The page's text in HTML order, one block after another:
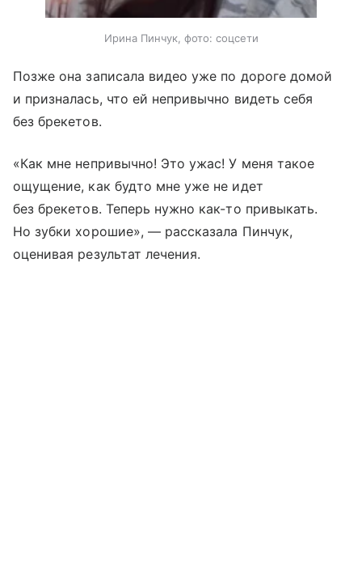
Ирина Пинчук, фото: соцсети
Позже она записала видео уже по дороге домой
и призналась, что ей непривычно видеть себя
без брекетов.
«Как мне непривычно! Это ужас! У меня такое
ощущение, как будто мне уже не идет
без брекетов. Теперь нужно как-то привыкать.
Но зубки хорошие», — рассказала Пинчук,
оценивая результат лечения.